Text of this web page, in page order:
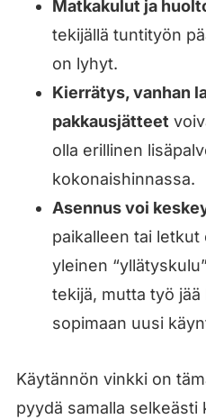
Matkakulut ja
tekijällä tuntityön
on lyhyt.
Kierrätys, vanhan
pakkausjätteet
olla erillinen
kokonaishinnassa.
Asennus voi
paikalleen tai letkut
yleinen
tekijä, mutta työ
sopimaan uusi
Käytännön vinkki on
pyydä samalla selkeästi